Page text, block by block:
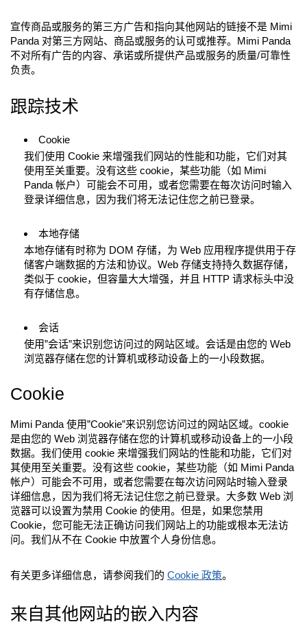
宣传商品或服务的第三方广告和指向其他网站的链接不是 Mimi
Panda 对第三方网站、商品或服务的认可或推荐。Mimi Panda
不对所有广告的内容、承诺或所提供产品或服务的质量/可靠性
负责。
跟踪技术
Cookie
我们使用 Cookie 来增强我们网站的性能和功能，它们对其
使用至关重要。没有这些 cookie，某些功能（如 Mimi
Panda 帐户）可能会不可用，或者您需要在每次访问时输入
登录详细信息，因为我们将无法记住您之前已登录。
本地存储
本地存储有时称为 DOM 存储，为 Web 应用程序提供用于存
储客户端数据的方法和协议。Web 存储支持持久数据存储，
类似于 cookie，但容量大大增强，并且 HTTP 请求标头中没
有存储信息。
会话
使用”会话”来识别您访问过的网站区域。会话是由您的 Web
浏览器存储在您的计算机或移动设备上的一小段数据。
Cookie
Mimi Panda 使用”Cookie”来识别您访问过的网站区域。cookie
是由您的 Web 浏览器存储在您的计算机或移动设备上的一小段
数据。我们使用 cookie 来增强我们网站的性能和功能，它们对
其使用至关重要。没有这些 cookie，某些功能（如 Mimi Panda
帐户）可能会不可用，或者您需要在每次访问网站时输入登录
详细信息，因为我们将无法记住您之前已登录。大多数 Web 浏
览器可以设置为禁用 Cookie 的使用。但是，如果您禁用
Cookie，您可能无法正确访问我们网站上的功能或根本无法访
问。我们从不在 Cookie 中放置个人身份信息。
有关更多详细信息，请参阅我们的 Cookie 政策。
来自其他网站的嵌入内容